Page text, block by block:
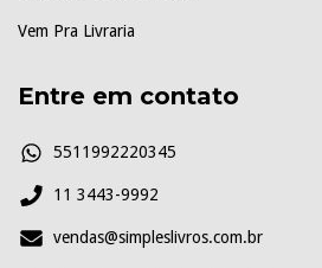
Vem Pra Livraria
Entre em contato
5511992220345
11 3443-9992
vendas@simpleslivros.com.br